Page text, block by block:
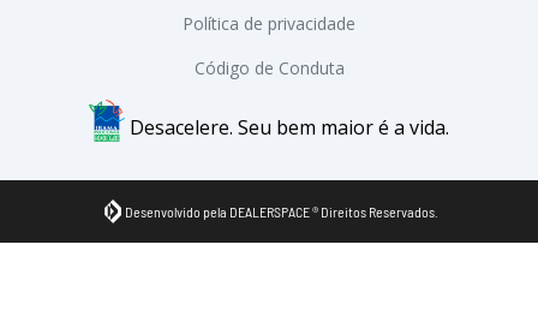
Política de privacidade
Código de Conduta
Desacelere. Seu bem maior é a vida.
Desenvolvido pela DEALERSPACE ® Direitos Reservados.